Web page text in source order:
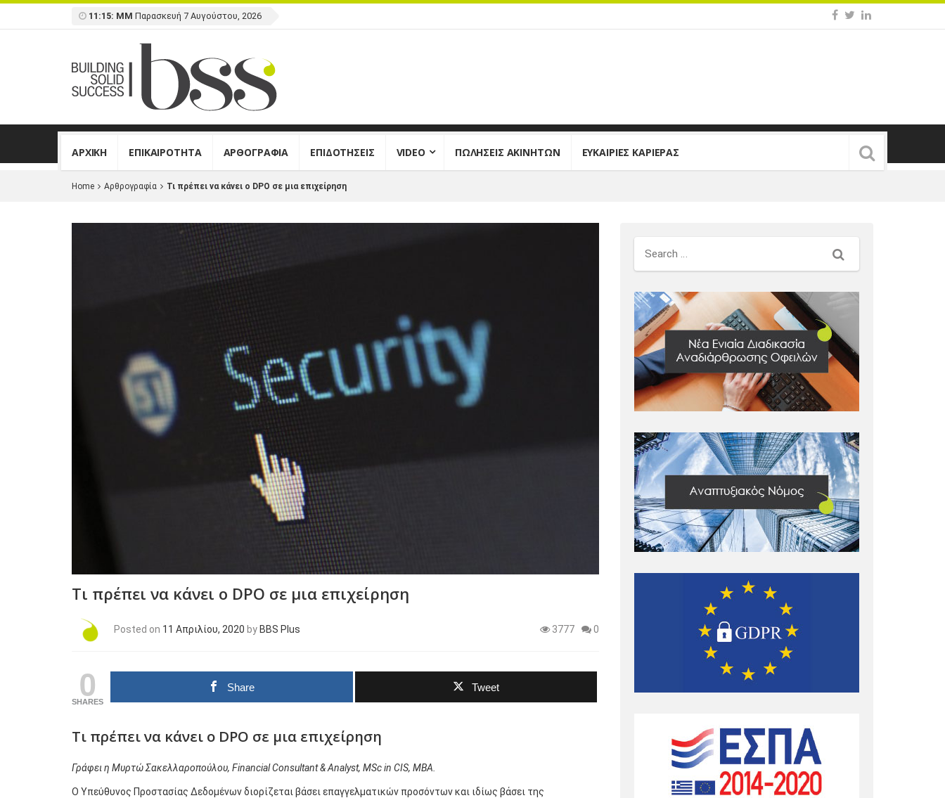
11:15: ΜΜ Παρασκευή 7 Αυγούστου, 2026
ΑΡΧΙΚΗ ΕΠΙΚΑΙΡΟΤΗΤΑ ΑΡΘΟΓΡΑΦΙΑ ΕΠΙΔΟΤΗΣΕΙΣ VIDEO ΠΩΛΗΣΕΙΣ ΑΚΙΝΗΤΩΝ ΕΥΚΑΙΡΙΕΣ ΚΑΡΙΕΡΑΣ
Home Αρθρογραφία Τι πρέπει να κάνει ο DPO σε μια επιχείρηση
Τι πρέπει να κάνει ο DPO σε μια επιχείρηση
Posted on 11 Απριλίου, 2020 byBBS Plus 3777 0
0
SHARES
Share Tweet
Τι πρέπει να κάνει ο DPO σε μια επιχείρηση
Γράφει η ΜυρτώΣακελλαροπούλου, Financial Consultant & Analyst, MSc in CIS, MBA.
Ο Υπεύθυνος Προστασίας Δεδομένων διορίζεται βάσει επαγγελματικών προσόντων και ιδίως βάσει της
Search